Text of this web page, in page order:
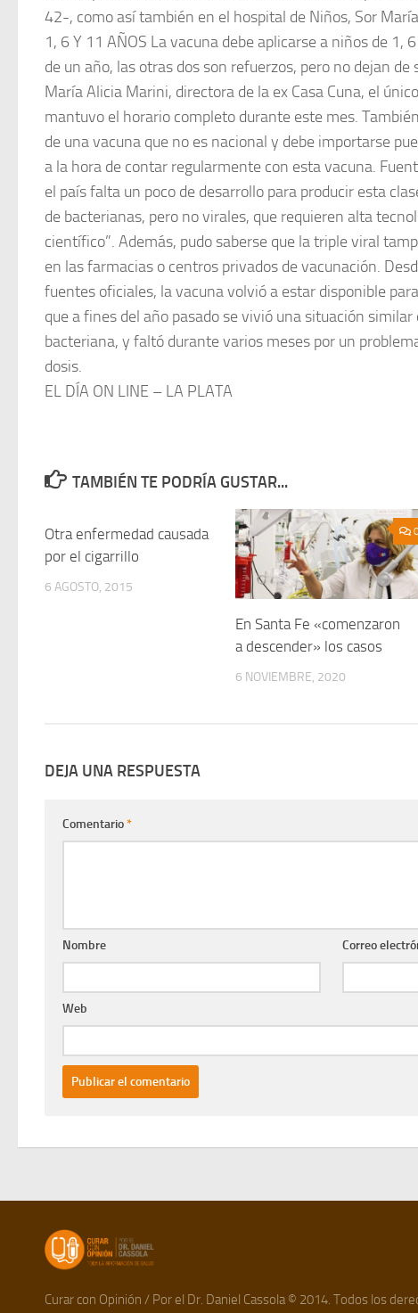
42-, como así también en el hospital de Niños, Sor
1, 6 Y 11 AÑOS La vacuna debe aplicarse a niños de 1,
de un año, las otras dos son refuerzos, pero no dejan
María Alicia Marini, directora de la ex Casa Cuna, el
mantuvo el horario completo durante este mes.
de una vacuna que no es nacional y debe importarse
a la hora de contar regularmente con esta vacuna.
el país falta un poco de desarrollo para producir esta
de bacterianas, pero no virales, que requieren alta
científico”. Además, pudo saberse que la triple viral
en las farmacias o centros privados de vacunación.
fuentes oficiales, la vacuna volvió a estar disponible
que a fines del año pasado se vivió una situación
bacteriana, y faltó durante varios meses por un
dosis.
EL DÍA ON LINE – LA PLATA
TAMBIÉN TE PODRÍA GUSTAR...
Otra enfermedad causada
por el cigarrillo
6 AGOSTO, 2015
En Santa Fe «comenzaron
a descender» los casos
6 NOVIEMBRE, 2020
DEJA UNA RESPUESTA
Comentario*
Nombre Correo
Web
Curar con Opinión / Por el Dr. Daniel Cassola © 2014. Todos los